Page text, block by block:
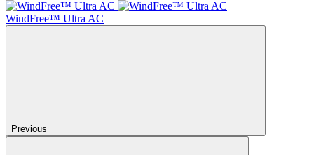
WindFree™ Ultra AC
Previous